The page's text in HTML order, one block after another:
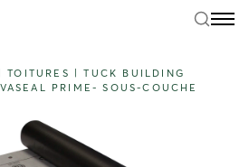
|TOITURES |TUCK BUILDING
PRIME- SOUS-COUCHE